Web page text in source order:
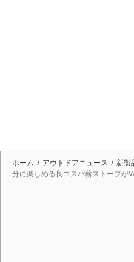
ホーム アウトドアニュース 新製
分に楽しめる良コスパ薪ストーブが